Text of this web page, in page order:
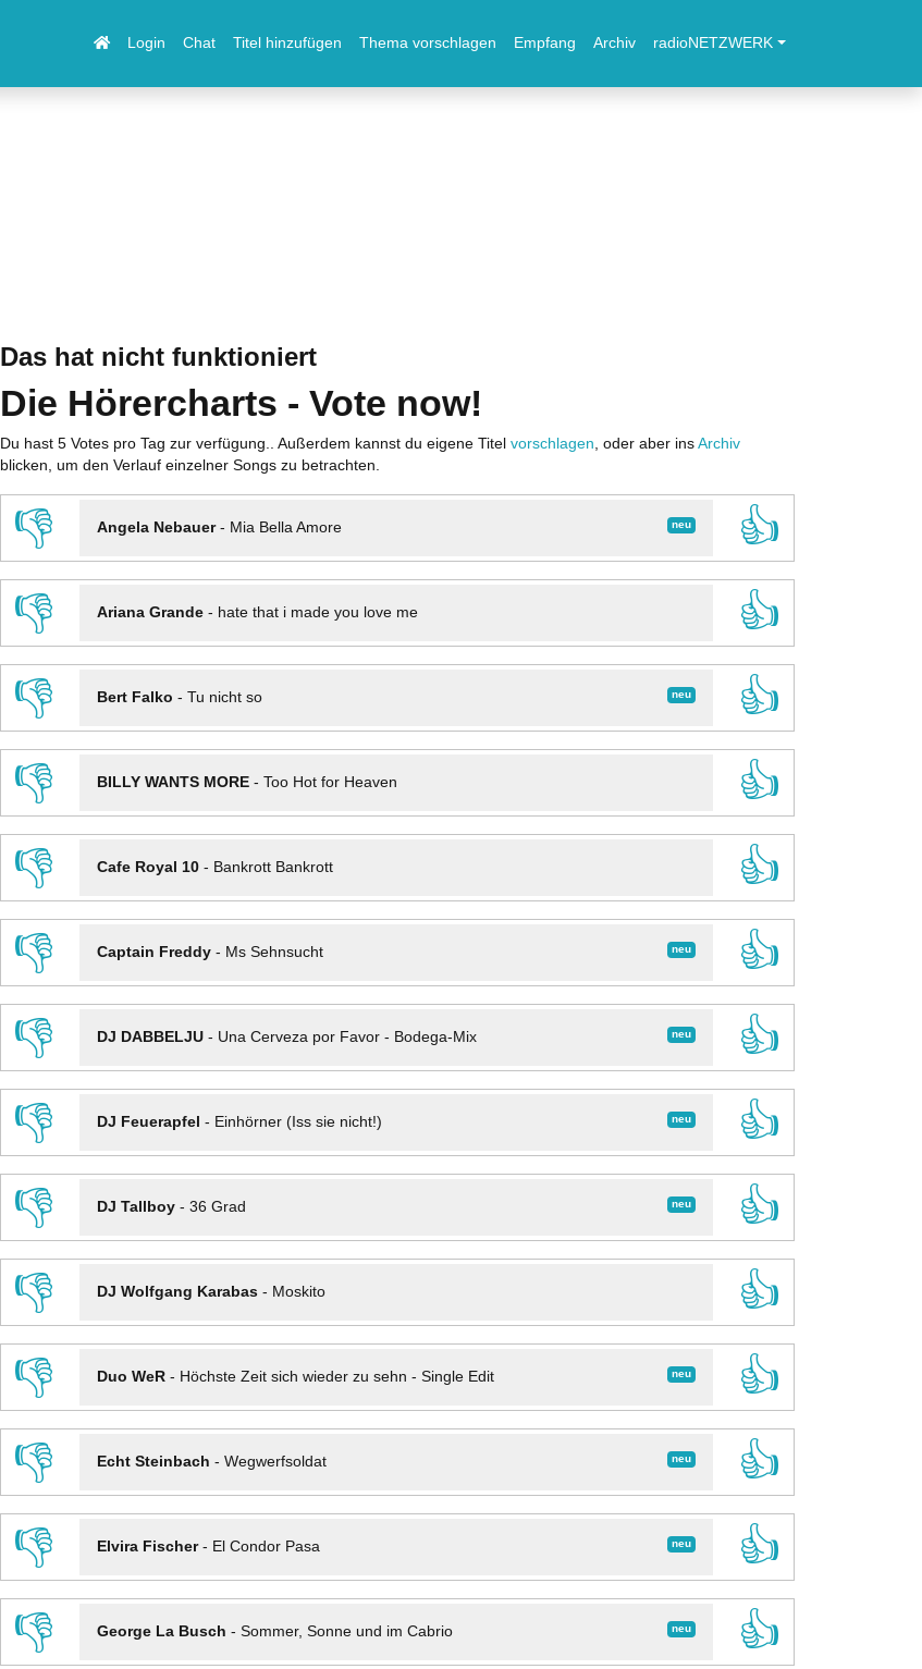
Login Chat Titel hinzufügen Thema vorschlagen Empfang Archiv radioNETZWERK
Das hat nicht funktioniert
Die Hörercharts - Vote now!
Du hast 5 Votes pro Tag zur verfügung.. Außerdem kannst du eigene Titel vorschlagen , oder aber ins Archiv
blicken, um den Verlauf einzelner Songs zu betrachten.
👎 neu
Angela Nebauer- Mia Bella Amore
👍
👎
Ariana Grande- hate that i made you love me
👍
👎
neu
Bert Falko - Tu nicht so
👍
👎
BILLY WANTS MORE- Too Hot for Heaven
👍
👎
Cafe Royal 10- Bankrott Bankrott
👍
👎
neu
Captain Freddy- Ms Sehnsucht
👍
👎
neu
DJ DABBELJU- Una Cerveza por Favor - Bodega-Mix
👍
👎
neu
DJ Feuerapfel - Einhörner (Iss sie nicht!)
👍
👎
neu
DJ Tallboy- 36 Grad
👍
👎
DJ Wolfgang Karabas- Moskito
👍
👎
neu
Duo WeR- Höchste Zeit sich wieder zu sehn - Single Edit
👍
👎
neu
Echt Steinbach - Wegwerfsoldat
👍
👎
neu
Elvira Fischer- El Condor Pasa
👍
👎
neu
George La Busch - Sommer, Sonne und im Cabrio
👍